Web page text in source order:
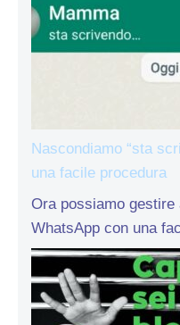
Nascondiamo “sta
una facile procedura
Ora possiamo
WhatsApp con una